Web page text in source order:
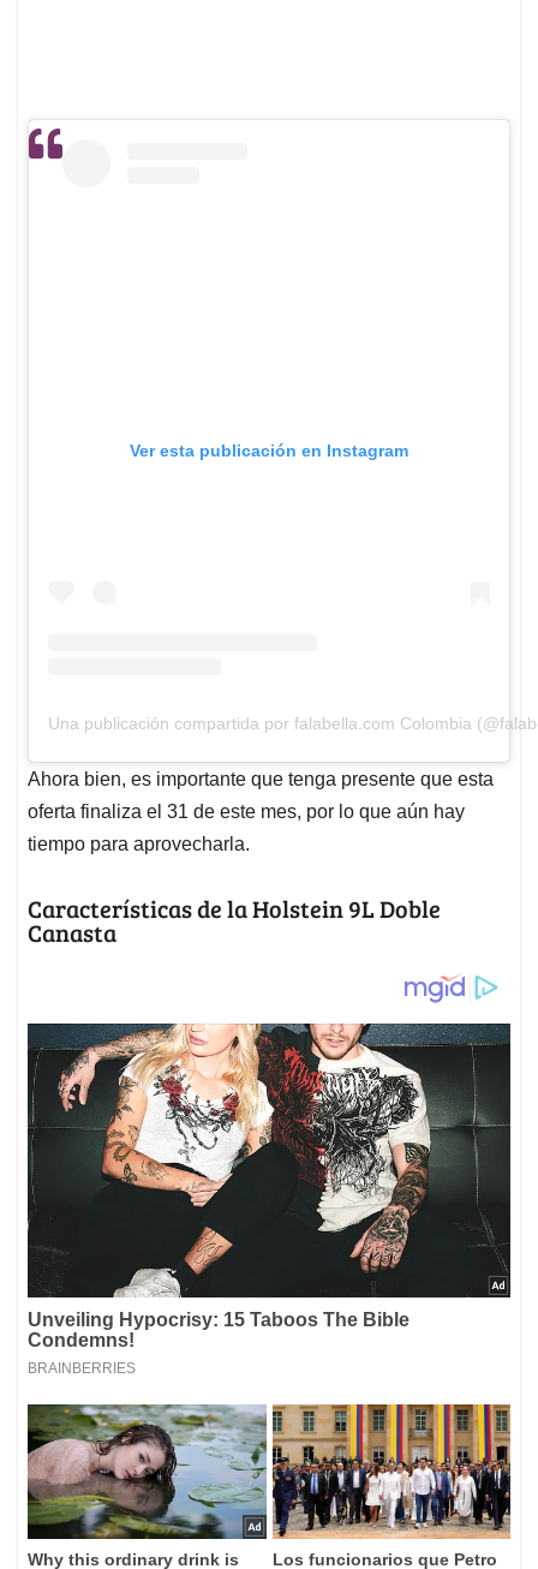
Ver esta publicación en Instagram
Una publicación compartida por falabella.com Colombia
Ahora bien, es importante que tenga presente que esta
oferta finaliza el 31 de este mes, por lo que aún hay
tiempo para aprovecharla.
Características de la Holstein 9L Doble
Canasta